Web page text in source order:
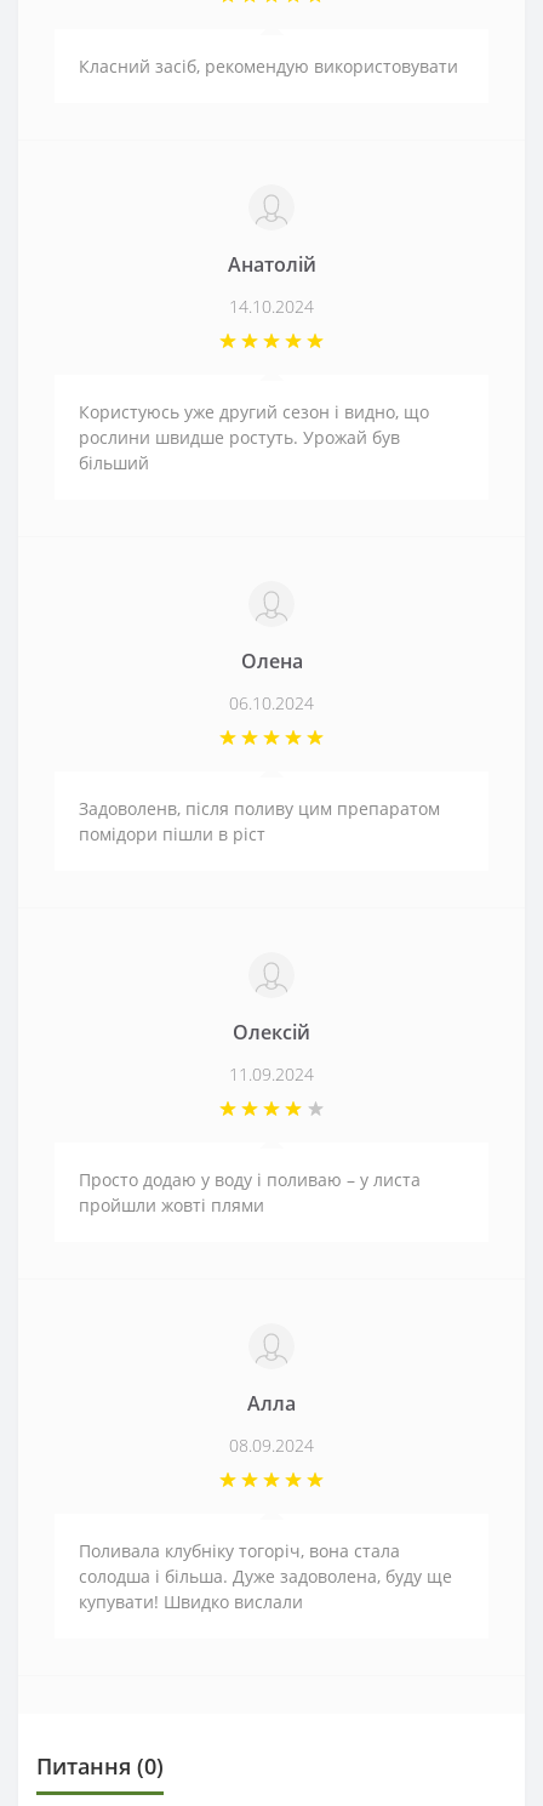
Класний засіб, рекомендую використовувати
Анатолій
14.10.2024
Користуюсь уже другий сезон і видно, що
рослини швидше ростуть. Урожай був
більший
Олена
06.10.2024
Задоволенв, після поливу цим препаратом
помідори пішли в ріст
Олексій
11.09.2024
Просто додаю у воду і поливаю – у листа
пройшли жовті плями
Алла
08.09.2024
Поливала клубніку тогоріч, вона стала
солодша і більша. Дуже задоволена, буду ще
купувати! Швидко вислали
Питання (0)